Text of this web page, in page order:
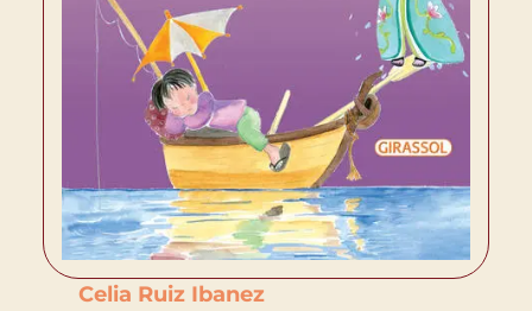
Celia Ruiz Ibanez